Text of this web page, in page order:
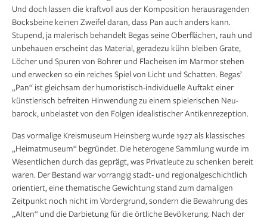
Und doch lassen die kraftvoll aus der Komposition herausragenden
Bocksbeine keinen Zweifel daran, dass Pan auch an­ders kann.
Stupend, ja malerisch behandelt Begas seine Ober­flächen, rauh und
un­behauen erscheint das Material, geradezu kühn bleiben Grate,
Löcher und Spu­ren von Bohrer und Flacheisen im Marmor stehen
und erwecken so ein reiches Spiel von Licht und Schatten. Begas’
„Pan“ ist gleichsam der humoristisch-individuelle Auftakt einer
künstlerisch befreiten Hinwendung zu einem spielerischen Neu­
barock, unbelastet von den Folgen idealistischer Antikenrezeption.
Das vormalige Kreismuseum Heinsberg wurde 1927 als klassisches
„Heimatmu­seum“ begründet. Die heterogene Sammlung wurde im
Wesentlichen durch das geprägt, was Privatleute zu schenken bereit
waren. Der Bestand war vorrangig stadt- und regionalgeschichtlich
orientiert, eine thematische Gewichtung stand zum damaligen
Zeitpunkt noch nicht im Vordergrund, sondern die Bewahrung des
„Alten“ und die Darbietung für die örtliche Bevölkerung. Nach der